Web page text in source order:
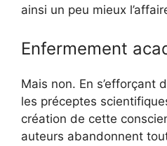
ainsi un peu mieux
Enfermement
Mais non. En s’efforçant
les préceptes
création de cette
auteurs abandonnent